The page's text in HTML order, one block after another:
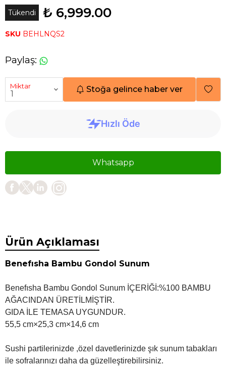
Tükendi ₺ 6,999.00
SKU BEHLNQS2
Paylaş:
Miktar Stoğa gelince haber ver
Whatsapp
Ürün Açıklaması
Benefısha Bambu Gondol Sunum
Benefısha Bambu Gondol Sunum İÇERİĞİ:%100 BAMBU
AĞACINDAN ÜRETİLMİŞTİ R.
GIDA İLE TEMASA UYGUNDUR.
55,5 cm×25,3 cm×14,6 cm
Sushi partilerinizde ,özel davetlerinizde şık sunum tabakları
ile sofralarınızı daha da güzelleştirebilirsiniz.